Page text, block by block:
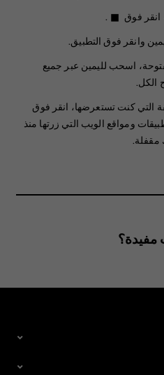
انقر فوق stop
.
وانقر فوق التطبيق.
اسحب لليمين عبر جميع
الكل.
التي كنت تستعرضها، انقر فوق
ومواقع الويب التي زرتها منذ
مقفلة.
مفيدة؟